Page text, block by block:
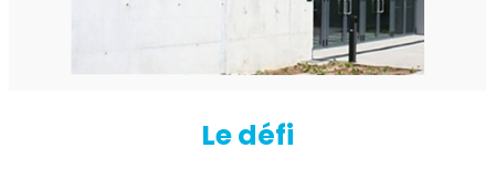
Le défi